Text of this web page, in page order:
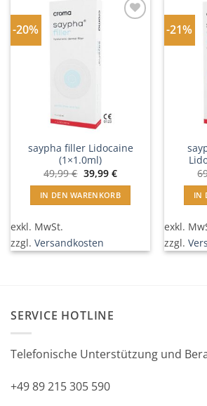
-20%
saypha filler Lidocaine
(1×1.0ml)
49,99€ Ursprünglicher
Preis
war:
49,99 €
39,99 €Aktueller
Preis
ist:
39,99 €.
IN DEN WARENKORB
exkl. MwSt.
zzgl. Versandkosten
-21%
IN
exkl.
zzgl.
SERVICE HOTLINE
Telefonische Unterstützung und
+49 89 215 305 590